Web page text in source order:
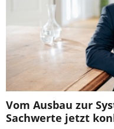
Vom Ausbau zur
Sachwerte jetzt